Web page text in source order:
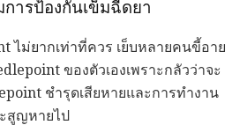
ารป้องกันเข็มฉีดยา
ไม่ยากเท่าที่ควร เย็บหลายคนขี้อาย
ของตัวเองเพราะกลัวว่าจะ
ชำรุดเสียหายและการทำงาน
สูญหายไป